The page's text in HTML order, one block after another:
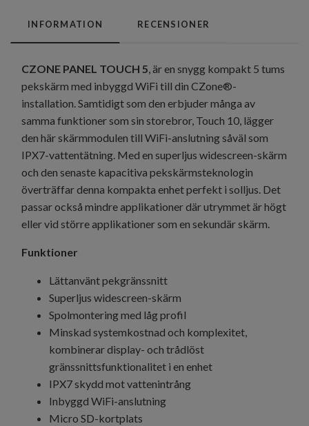
INFORMATION RECENSIONER
CZONE PANEL TOUCH 5 , är en snygg kompakt 5 tums
pekskärm med inbyggd WiFi till din CZone®-
installation. Samtidigt som den erbjuder många av
samma funktioner som sin storebror, Touch 10, lägger
den här skärmmodulen till WiFi-anslutning såväl som
IPX7-vattentätning. Med en superljus widescreen-skärm
och den senaste kapacitiva pekskärmsteknologin
överträffar denna kompakta enhet perfekt i solljus. Det
passar också mindre applikationer där utrymmet är högt
eller vid större applikationer som en sekundär skärm.
Funktioner
Lättanvänt pekgränssnitt
Superljus widescreen-skärm
Spolmontering med låg profil
Minskad systemkostnad och komplexitet,
kombinerar display- och trådlöst
gränssnittsfunktionalitet i en enhet
IPX7 skydd mot vattenintrång
Inbyggd WiFi-anslutning
Micro SD-kortplats